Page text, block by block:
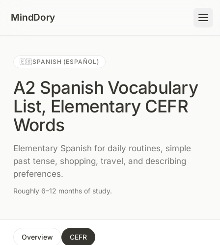
MindDory
🇪🇸SPANISH (ESPAÑOL)
A2 Spanish Vocabulary
List, Elementary CEFR
Words
Elementary Spanish for daily routines, simple
past tense, shopping, travel, and describing
preferences.
Roughly 6–12 months of study.
Overview CEFR